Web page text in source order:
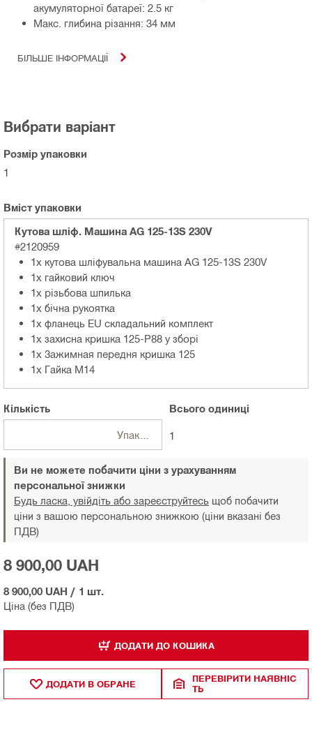
акумуляторної батареї: 2.5 кг
Макс. глибина різання: 34 мм
БІЛЬШЕ ІНФОРМАЦІЇ
Вибрати варіант
Розмір упаковки
1
Вміст упаковки
Кутова шлiф. Машина AG 125-13S 230V
#2120959
1x кутова шліфувальна машина AG 125-13S 230V
1x гайковий ключ
1x різьбова шпилька
1x бічна рукоятка
1x фланець EU складальний комплект
1x захисна кришка 125-P88 у зборі
1x Зажимная передня кришка 125
1x Гайка М14
Кількість
Упаковки
Всьогоодиниці
1
Ви не можете побачити ціни з урахуванням
персональної знижки
Будь ласка, увійдіть або зареєструйтесь щоб побачити
ціни з вашою персональною знижкою (ціни вказані без
ПДВ)
Ціна (без ПДВ)
8 900,00 UAH
8 900,00 UAH / 1 шт.
ДОДАТИ ДО КОШИКА
ДОДАТИ В ОБРАНЕ
ПЕРЕВІРИТИ НАЯВНІС
ТЬ